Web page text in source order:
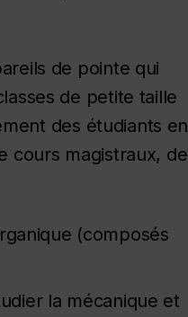
de pointe qui
de petite taille
des étudiants en
cours magistraux, de
(composés
la mécanique et